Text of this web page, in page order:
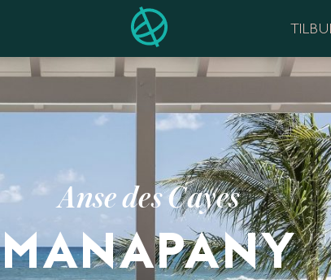
Anse des Cayes
MANAPANY